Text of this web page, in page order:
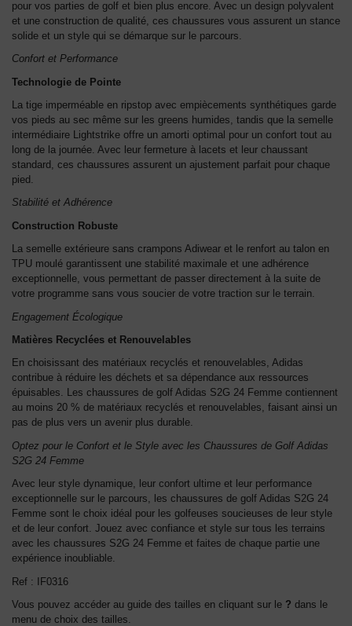
pour vos parties de golf et bien plus encore. Avec un design polyvalent
et une construction de qualité, ces chaussures vous assurent un stance
solide et un style qui se démarque sur le parcours.
Confort et Performance
Technologie de Pointe
La tige imperméable en ripstop avec empiècements synthétiques garde
vos pieds au sec même sur les greens humides, tandis que la semelle
intermédiaire Lightstrike offre un amorti optimal pour un confort tout au
long de la journée. Avec leur fermeture à lacets et leur chaussant
standard, ces chaussures assurent un ajustement parfait pour chaque
pied.
Stabilité et Adhérence
Construction Robuste
La semelle extérieure sans crampons Adiwear et le renfort au talon en
TPU moulé garantissent une stabilité maximale et une adhérence
exceptionnelle, vous permettant de passer directement à la suite de
votre programme sans vous soucier de votre traction sur le terrain.
Engagement Écologique
Matières Recyclées et Renouvelables
En choisissant des matériaux recyclés et renouvelables, Adidas
contribue à réduire les déchets et sa dépendance aux ressources
épuisables. Les chaussures de golf Adidas S2G 24 Femme contiennent
au moins 20 % de matériaux recyclés et renouvelables, faisant ainsi un
pas de plus vers un avenir plus durable.
Optez pour le Confort et le Style avec les Chaussures de Golf Adidas
S2G 24 Femme
Avec leur style dynamique, leur confort ultime et leur performance
exceptionnelle sur le parcours, les chaussures de golf Adidas S2G 24
Femme sont le choix idéal pour les golfeuses soucieuses de leur style
et de leur confort. Jouez avec confiance et style sur tous les terrains
avec les chaussures S2G 24 Femme et faites de chaque partie une
expérience inoubliable.
Ref : IF0316
Vous pouvez accéder au guide des tailles en cliquant sur le ? dans le
menu de choix des tailles.